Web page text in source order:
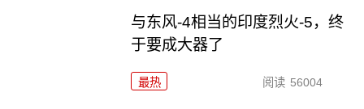
与东风-4相当的印度烈火-5，终
于要成大器了
最热 阅读 56004